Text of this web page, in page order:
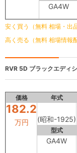
GA4W
安く買う（無料 相場・出
高く売る（無料 相場情報
RVR 5D ブラックエディ
価格 年式
182.2
万円 (昭和-1925)
型式
GA4W